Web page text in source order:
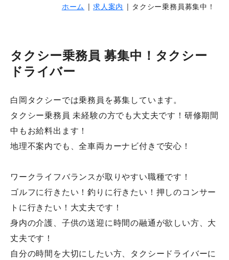
ホーム 求人案内 タクシー乗務員募集中！
タクシー乗務員 募集中！タクシー
ドライバー
白岡タクシーでは乗務員を募集しています。
タクシー乗務員 未経験の方でも大丈夫です！研修期間
中もお給料出ます！
地理不案内でも、全車両カーナビ付きで安心！
ワークライフバランスが取りやすい職種です！
ゴルフに行きたい！釣りに行きたい！押しのコンサー
トに行きたい！大丈夫です！
身内の介護、子供の送迎に時間の融通が欲しい方、大
丈夫です！
自分の時間を大切にしたい方、タクシードライバーに